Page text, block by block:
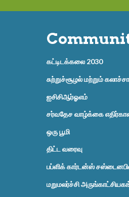
கட்டிடக்கலை 2030
சுற்றுச்சூழல் மற்றும்
ஐசிசிஆர்ஓஎம்
சர்வதேச வாழ்க்கை
ஒரு பூமி
திட்ட வரைவு
பப்ளிக் கார்டன்ஸ்
மறுமலர்ச்சி